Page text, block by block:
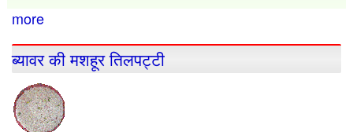
more
ब्यावर की मशहूर तिलपट्टी